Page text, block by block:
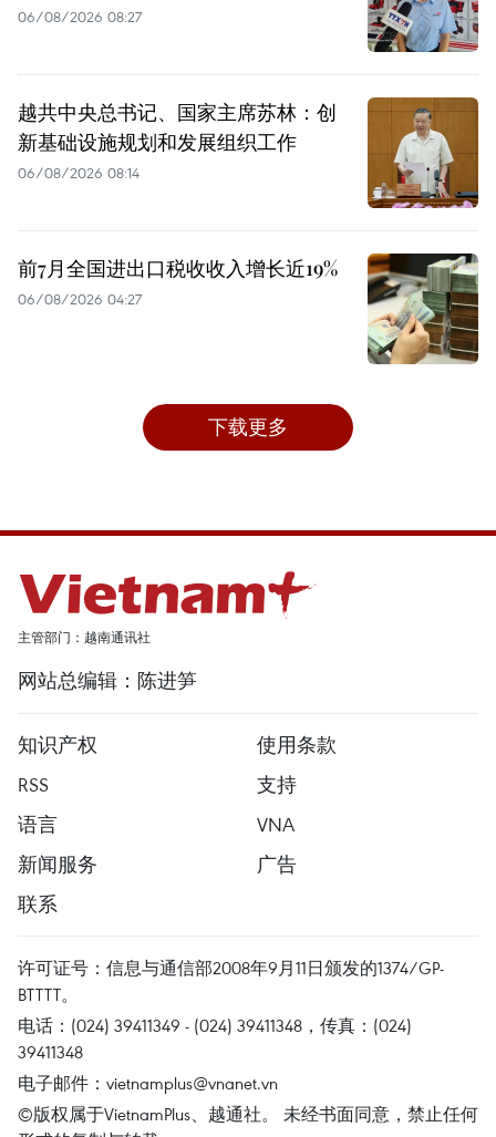
06/08/2026 08:27
越共中央总书记、国家主席苏林：创
新基础设施规划和发展组织工作
06/08/2026 08:14
前7月全国进出口税收收入增长近19%
06/08/2026 04:27
下载更多
主管部门：越南通讯社
网站总编辑：陈进笋
知识产权
使用条款
RSS
支持
语言
VNA
新闻服务
广告
联系
许可证号：信息与通信部2008年9月11日颁发的1374/GP-
BTTTT。
电话：(024) 39411349 - (024) 39411348，传真：(024)
39411348
电子邮件： vietnamplus@vnanet.vn
©版权属于VietnamPlus、越通社。 未经书面同意，禁止任何